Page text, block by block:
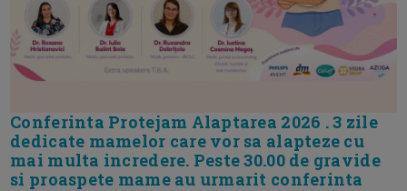
Conferinta Protejam Alaptarea 2026 . 3 zile
dedicate mamelor care vor sa alapteze cu
mai multa incredere. Peste 30.00 de gravide
si proaspete mame au urmarit conferinta